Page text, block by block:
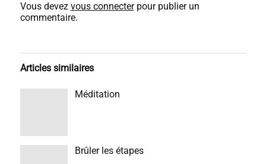
Vous devez vous connecterpour publier un
commentaire.
Articles similaires
Méditation
Brûler les étapes